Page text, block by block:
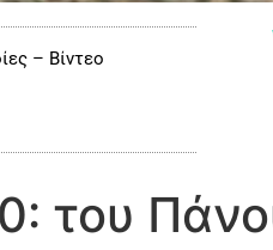
– Βίντεο
του